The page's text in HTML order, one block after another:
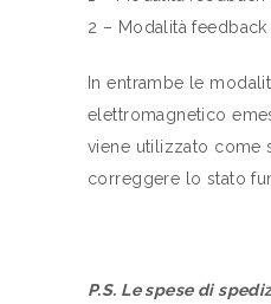
2 – Modalità feedback
In entrambe le
elettromagnetico
viene utilizzato come
correggere lo stato
P.S. Le spese di